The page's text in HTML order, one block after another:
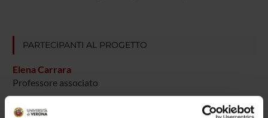
PARTECIPANTI AL PROGETTO
Elena Carrara
Professore associato